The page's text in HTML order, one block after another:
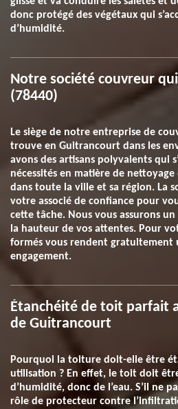
donc protégé des végétaux qui
d’humidité.
Notre société couvreur
(78440)
Le siège de notre entreprise de
trouve en Guitrancourt dans les
avons des artisans polyvalents qui
nécessités en matière de
dans toute la ville et sa région. La
votre associé de confiance pour
cette tâche. Nous vous assurons
la hauteur de vos attentes. Pour
formés vous rendent gratuitement
engagement.
Étanchéité de toit parfait
de Guitrancourt
Pourquoi la toiture doit-elle être
utilisation ? En effet, le toit doit
d’humidité, donc de l’eau. S’il ne
rôle de protecteur contre